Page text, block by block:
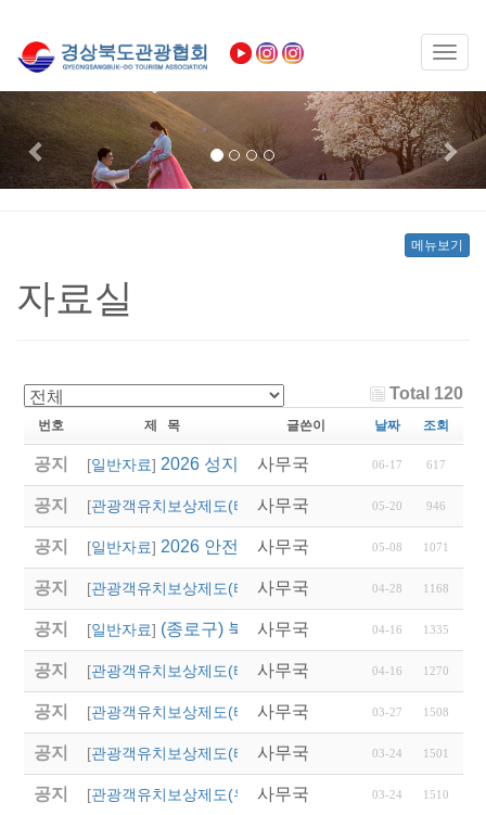
Previous
메뉴보기
자료실
Total 120
번호 제 목 글쓴이 날짜 조회
공지 [일반자료] 2026 성지혜윰길 파트너 여행사 선정 모집
사무국 06-17 617
공지 [관광객유치보상제도(타 시,도)] 2026 경상남도 관광객
사무국 05-20 946
공지 [일반자료] 2026 안전여행상품선정 접수
사무국 05-08 1071
공지 [관광객유치보상제도(타 시,도)] 2026년 상반기 대전광
사무국 04-28 1168
공지 [일반자료] (종로구) 북촌 특별관리지역 전세버스 통
사무국 04-16 1335
공지 [관광객유치보상제도(타 시,도)] 2026년 달성군 파크골
사무국 04-16 1270
공지 [관광객유치보상제도(타 시,도)] 2026년 상반기 울산광
사무국 03-27 1508
공지 [관광객유치보상제도(타 시,도)] '2026 열린 여행상품 공
사무국 03-24 1501
공지 [관광객유치보상제도(우리지역)] 2026년 영주시 전담여
사무국 03-24 1510